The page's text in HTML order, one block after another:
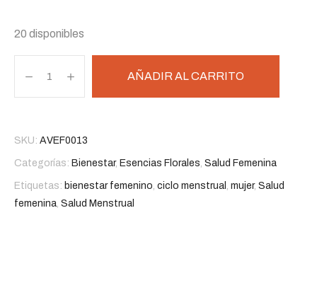
20 disponibles
Woman
cantidad
AÑADIR AL CARRITO
SKU: AVEF0013
Categorías: Bienestar, Esencias Florales, Salud Femenina
Etiquetas: bienestar femenino, ciclo menstrual , mujer, Salud
femenina, Salud Menstrual